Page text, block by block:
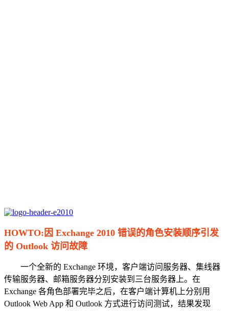
HOWTO:因 Exchange 2010 错误的角色安装顺序引发
的 Outlook 访问故障
一个全新的 Exchange 环境，客户端访问服务器、集线器
传输服务器、邮箱服务器分别安装到三台服务器上。在
Exchange 各角色部署完毕之后，在客户端计算机上分别用
Outlook Web App 和 Outlook 方式进行访问测试，结果发现